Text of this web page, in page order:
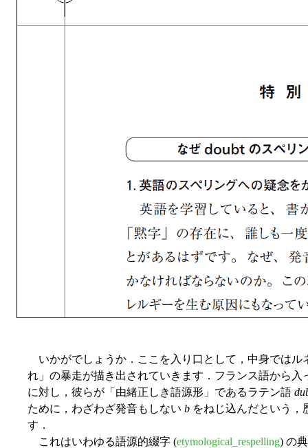
いかがでしょうか．ここを入り口として，中身ではル
れ」の暴走が描き出されていきます．フランス語から入
に対し，彼らが「由緒正しき語源形」であるラテン語
ために，わざわざ発音もしない b をねじ込んだという，
す．
これはいわゆる語源的綴字 (etymological_respelling) の